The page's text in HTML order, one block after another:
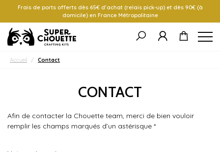
Frais de ports offerts dès 65€ d’achat (relais pick-up) et dès 90€ (à
domicile) en France Métropolitaine
CONTACT
Accueil / Contact
Afin de contacter la Chouette team, merci de bien vouloir
remplir les champs marqués d’un astérisque *